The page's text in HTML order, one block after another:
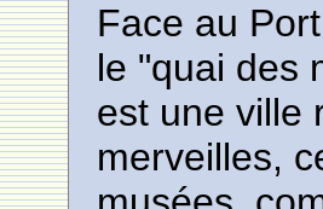
Face au
le "quai des
est une ville
merveilles,